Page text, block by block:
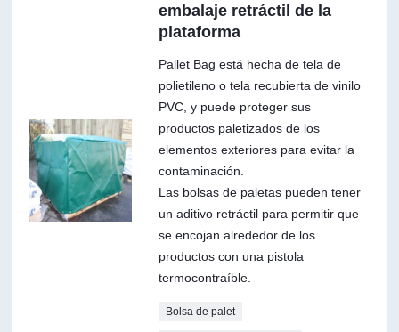
embalaje retráctil de la
plataforma
Pallet Bag está hecha de tela de
polietileno o tela recubierta de vinilo
PVC, y puede proteger sus
productos paletizados de los
elementos exteriores para evitar la
contaminación.
Las bolsas de paletas pueden tener
un aditivo retráctil para permitir que
se encojan alrededor de los
productos con una pistola
termocontraíble.
Bolsa de palet